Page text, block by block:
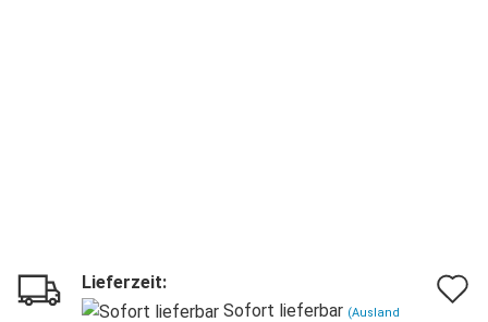
Lieferzeit:
Sofort lieferbar (Ausland